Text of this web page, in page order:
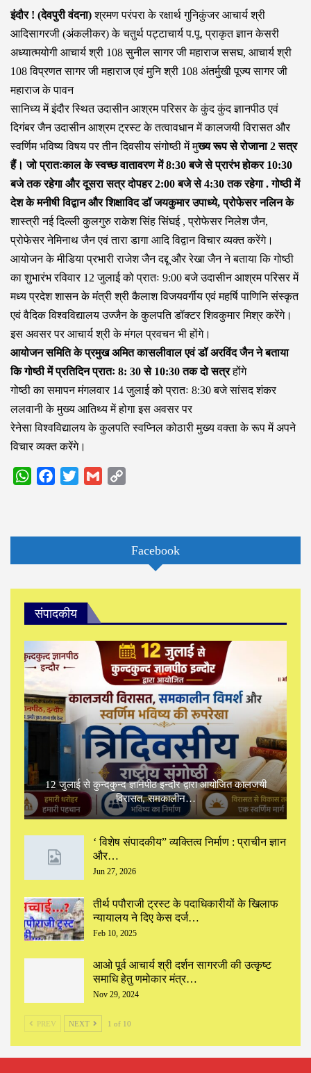
इंदौर ! (देवपुरी वंदना)श्रमण परंपरा के रक्षार्थ गुनिकुंजर आचार्य श्री
आदिसागरजी (अंकलीकर) के चतुर्थ पट्टाचार्य प.पू. प्राकृत ज्ञान केसरी
अध्यात्मयोगी आचार्य श्री 108 सुनील सागर जी महाराज ससघ, आचार्य श्री
108 विप्रणत सागर जी महाराज एवं मुनि श्री 108 अंतर्मुखी पूज्य सागर जी
महाराज के पावन
सानिध्य में इंदौर स्थित उदासीन आश्रम परिसर के कुंद कुंद ज्ञानपीठ एवं
दिगंबर जैन उदासीन आश्रम ट्रस्ट के तत्वावधान में कालजयी विरासत और
स्वर्णिम भविष्य विषय पर तीन दिवसीय संगोष्ठी में मुख्य रूप से रोजाना 2 सत्र
हैं। जो प्रातःकाल के स्वच्छ वातावरण में 8:30 बजे से प्रारंभ होकर 10:30
बजे तक रहेगा और दूसरा सत्र दोपहर 2:00 बजे से 4:30 तक रहेगा . गोष्ठी में
देश के मनीषी विद्वान और शिक्षाविद डॉ जयकुमार उपाध्ये, प्रोफेसर नलिन के
शास्त्री नई दिल्ली कुलगुरु राकेश सिंह सिंघई , प्रोफेसर निलेश जैन,
प्रोफेसर नेमिनाथ जैन एवं तारा डागा आदि विद्वान विचार व्यक्त करेंगे।
आयोजन के मीडिया प्रभारी राजेश जैन दद्दू और रेखा जैन ने बताया कि गोष्ठी
का शुभारंभ रविवार 12 जुलाई को प्रातः 9:00 बजे उदासीन आश्रम परिसर में
मध्य प्रदेश शासन के मंत्री श्री कैलाश विजयवर्गीय एवं महर्षि पाणिनि संस्कृत
एवं वैदिक विश्वविद्यालय उज्जैन के कुलपति डॉक्टर शिवकुमार मिश्र करेंगे।
इस अवसर पर आचार्य श्री के मंगल प्रवचन भी होंगे।
आयोजन समिति के प्रमुख अमित कासलीवाल एवं डॉ अरविंद जैन ने बताया
कि गोष्ठी में प्रतिदिन प्रातः 8: 30 से 10:30 तक दो सत्रहोंगे
गोष्ठी का समापन मंगलवार 14 जुलाई को प्रातः 8:30 बजे सांसद शंकर
ललवानी के मुख्य आतिथ्य में होगा इस अवसर पर
रेनेसा विश्वविद्यालय के कुलपति स्वप्निल कोठारी मुख्य वक्ता के रूप में अपने
विचार व्यक्त करेंगे।
WhatsAppFacebook
Twitter Gmail
Facebook
संपादकीय
12 जुलाई से कुन्दकुन्द ज्ञानपीठ इन्दौर द्वारा आयोजित कालजयी
विरासत, समकालीन…
‘ विशेष संपादकीय” ‌व्यक्तित्व निर्माण : प्राचीन ज्ञान
और…
Jun 27, 2026
तीर्थ पपौराजी ट्रस्ट के पदाधिकारीयों के खिलाफ
न्यायालय ने दिए केस दर्ज…
Feb 10, 2025
आओ पूर्व आचार्य श्री दर्शन सागरजी की उत्कृष्ट
समाधि हेतु णमोकार मंत्र…
Nov 29, 2024
PREV NEXT 1 of 10